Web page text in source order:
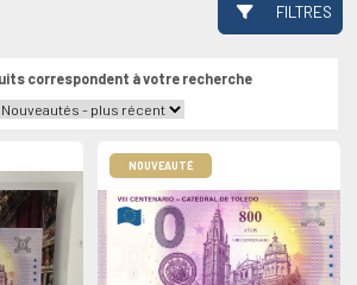
FILTRES
correspondent à votre recherche
NOUVEAUTÉ